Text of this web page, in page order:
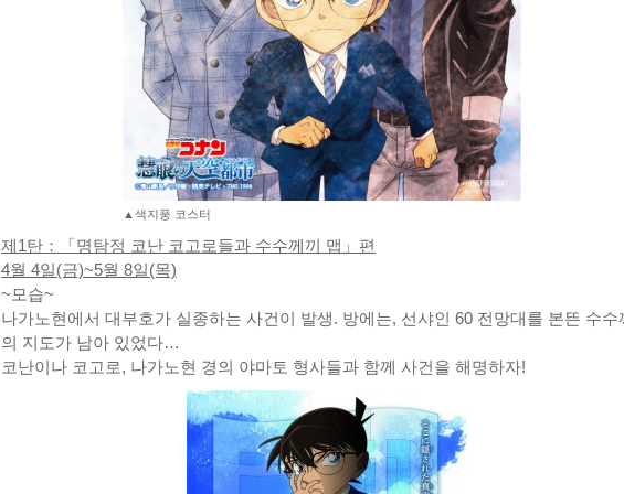
▲색지풍 코스터
제1탄：「명탐정 코난 코고로들과 수수께끼 맵」편
4월 4일(금)~5월 8일(목)
~모습~
나가노현에서 대부호가 실종하는 사건이 발생. 방에는, 선샤인 60 전망대를 본뜬 수수
의 지도가 남아 있었다…
코난이나 코고로, 나가노현 경의 야마토 형사들과 함께 사건을 해명하자!